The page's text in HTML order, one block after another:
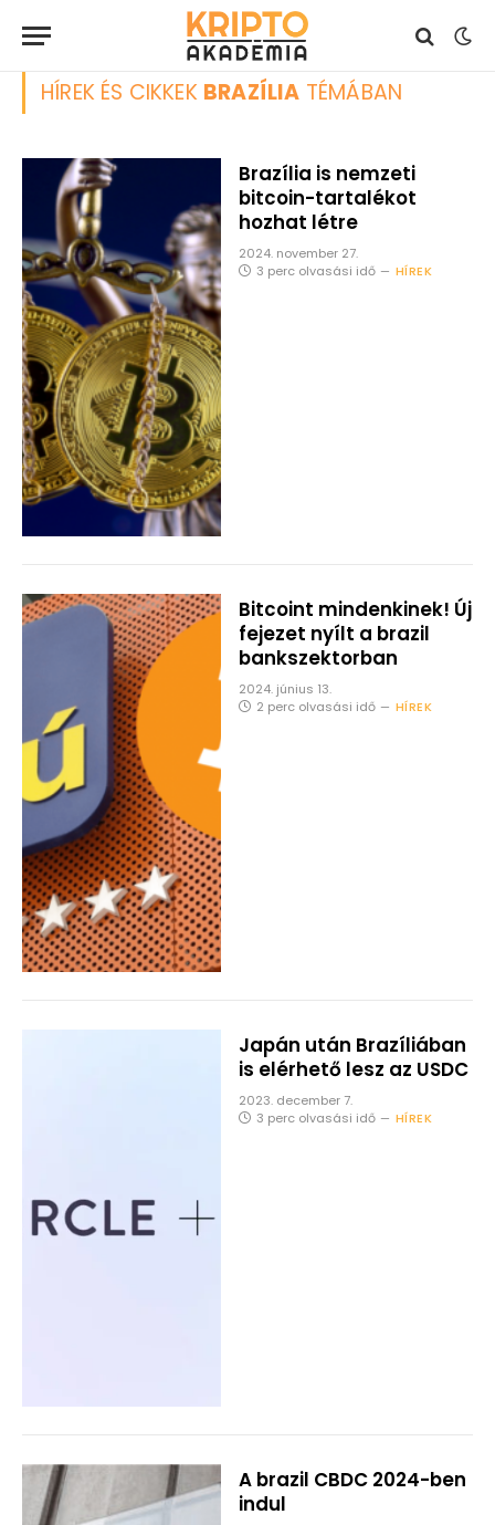
HÍREK ÉS CIKKEK BRAZÍLIA TÉMÁBAN
Brazília is nemzeti
bitcoin-tartalékot
hozhat létre
2024. november 27.
3 perc olvasási idő
HÍREK
Bitcoint mindenkinek! Új
fejezet nyílt a brazil
bankszektorban
2024. június 13.
2 perc olvasási idő
HÍREK
Japán után Brazíliában
is elérhető lesz az USDC
2023. december 7.
3 perc olvasási idő
HÍREK
A brazil CBDC 2024-ben
indul